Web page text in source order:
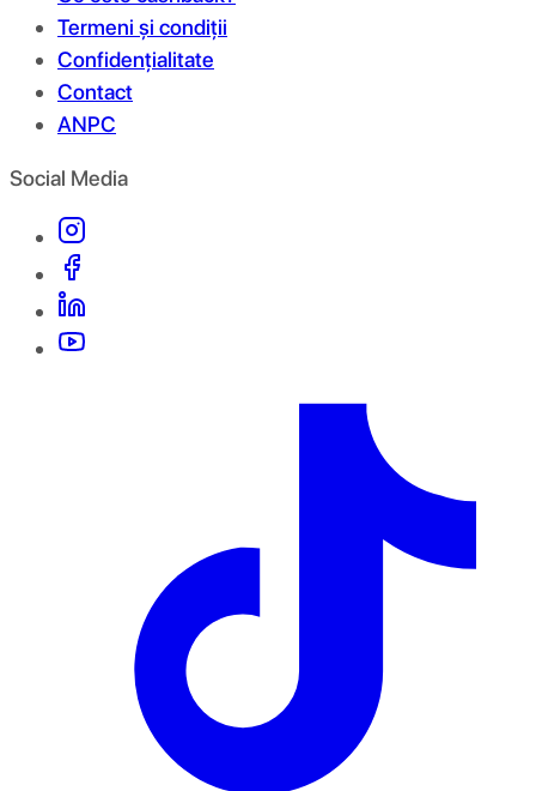
Termeni și condiții
Confidențialitate
Contact
ANPC
Social Media